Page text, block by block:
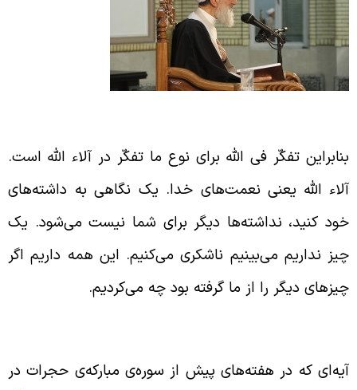
تفکّر فی الله برای نوع ما تفکّر در آلاء الله است.
الله یعنی نعمت‌های خدا. یک نگاهی به داشته‌های
کنید، نداشته‌ها دیگر برای شما نیست می‌شود. یک
نداریم می‌بینیم ناشکری می‌کنیم. این همه داریم اگر
دیگر را از ما گرفته بود چه می‌کردیم.
که در هفته‌های پیش از سوره‌ی مبارکه‌ی حجرات در